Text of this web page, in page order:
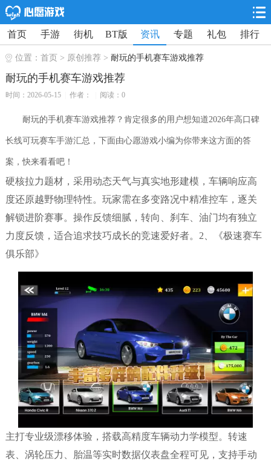
首页 手游 街机 BT版 资讯 专题 礼包 排行
位置： 首页 > 原创推荐 > 耐玩的手机赛车游戏推荐
耐玩的手机赛车游戏推荐
时间：2026-05-15 作者： 阅读：0
耐玩的手机赛车游戏推荐？肯定很多的用户想知道2026年高口碑
长线可玩赛车手游汇总，下面由心愿游戏小编为你带来这方面的答
案，快来看看吧！
硬核拉力题材，采用动态天气与真实地形建模，车辆响应高
度还原越野物理特性。玩家需在多变路况中精准控车，逐关
解锁进阶赛事。操作反馈细腻，转向、刹车、油门均有独立
力度反馈，适合追求技巧成长的竞速爱好者。2、《极速赛车
俱乐部》
主打专业级漂移体验，搭载高精度车辆动力学模型。转速
表、涡轮压力、胎温等实时数据仪表盘全程可见，支持手动